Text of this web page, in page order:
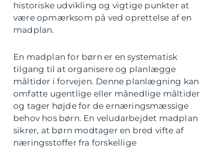
historiske udvikling og vigtige punkter at
være opmærksom på ved oprettelse af en
madplan.
En madplan for børn er en systematisk
tilgang til at organisere og planlægge
måltider i forvejen. Denne planlægning kan
omfatte ugentlige eller månedlige måltider
og tager højde for de ernæringsmæssige
behov hos børn. En veludarbejdet madplan
sikrer, at børn modtager en bred vifte af
næringsstoffer fra forskellige